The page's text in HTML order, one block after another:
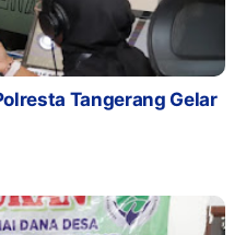
Tangerang Gelar